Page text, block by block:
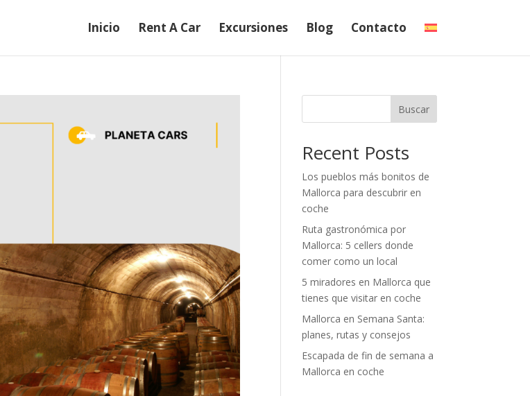
Inicio Rent A Car Excursiones Blog Contacto
Buscar
Recent Posts
Los pueblos más bonitos de
Mallorca para descubrir en
coche
Ruta gastronómica por
Mallorca: 5 cellers donde
comer como un local
5 miradores en Mallorca que
tienes que visitar en coche
Mallorca en Semana Santa:
planes, rutas y consejos
Escapada de fin de semana a
Mallorca en coche